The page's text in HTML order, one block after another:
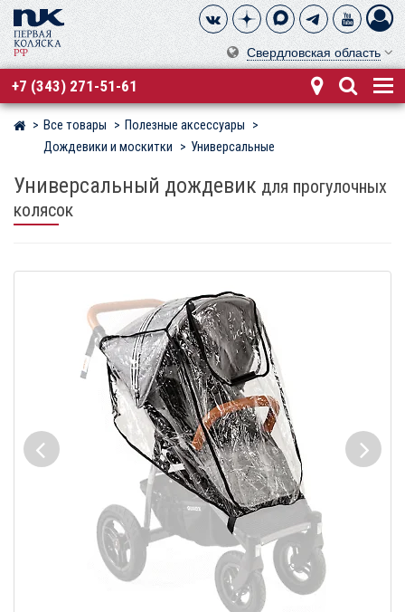
Свердловская область
+7 (343) 271-51-61
Магазин детских колясок
Все товары
Полезные аксессуары
Дождевики и москитки
Универсальные
Универсальный дождевик для прогулочных
колясок